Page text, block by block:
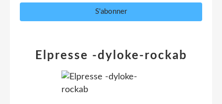
Elpresse -dyloke-rockab